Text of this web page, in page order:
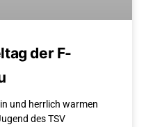
der F-
und herrlich warmen
des TSV